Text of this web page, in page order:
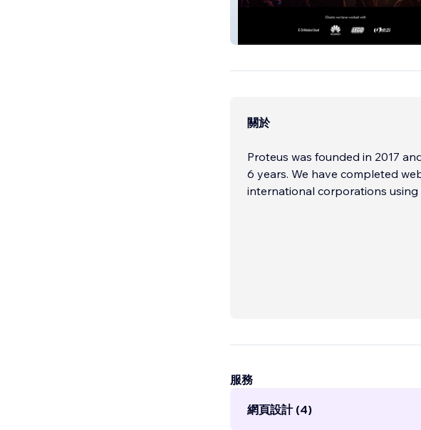
關於
Proteus was founded in 2017
6 years. We have completed
international corporations using
服務
網頁設計 (4)